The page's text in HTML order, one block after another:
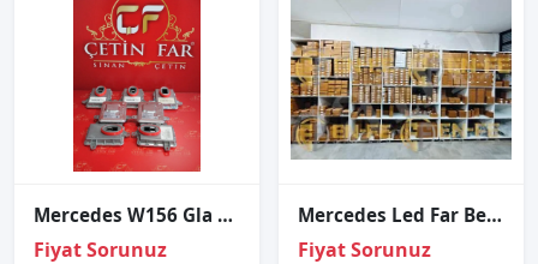
Mercedes W156 Gla Xenon Beyni Sıfır
Fiyat Sorunuz
Mercedes Led Far Beyni – A2239007935
Fiyat Sorunuz